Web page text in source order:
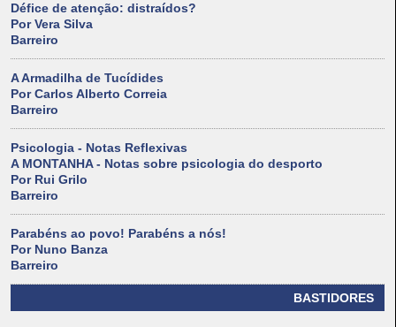
Défice de atenção: distraídos?
Por Vera Silva
Barreiro
A Armadilha de Tucídides
Por Carlos Alberto Correia
Barreiro
Psicologia - Notas Reflexivas
A MONTANHA - Notas sobre psicologia do desporto
Por Rui Grilo
Barreiro
Parabéns ao povo! Parabéns a nós!
Por Nuno Banza
Barreiro
BASTIDORES